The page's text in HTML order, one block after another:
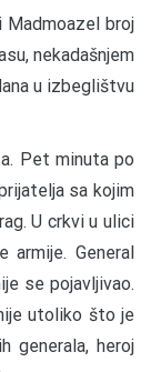
Madmoazel broj
nekadašnjem
u izbeglištvu
Pet minuta po
sa kojim
U crkvi u ulici
General
se pojavljivao.
utoliko što je
generala, heroj